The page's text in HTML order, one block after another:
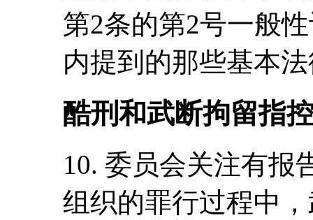
第2条的第2号一般
内提到的那些基本
酷刑和武断拘留指
10. 委员会关注有报
组织的罪行过程中